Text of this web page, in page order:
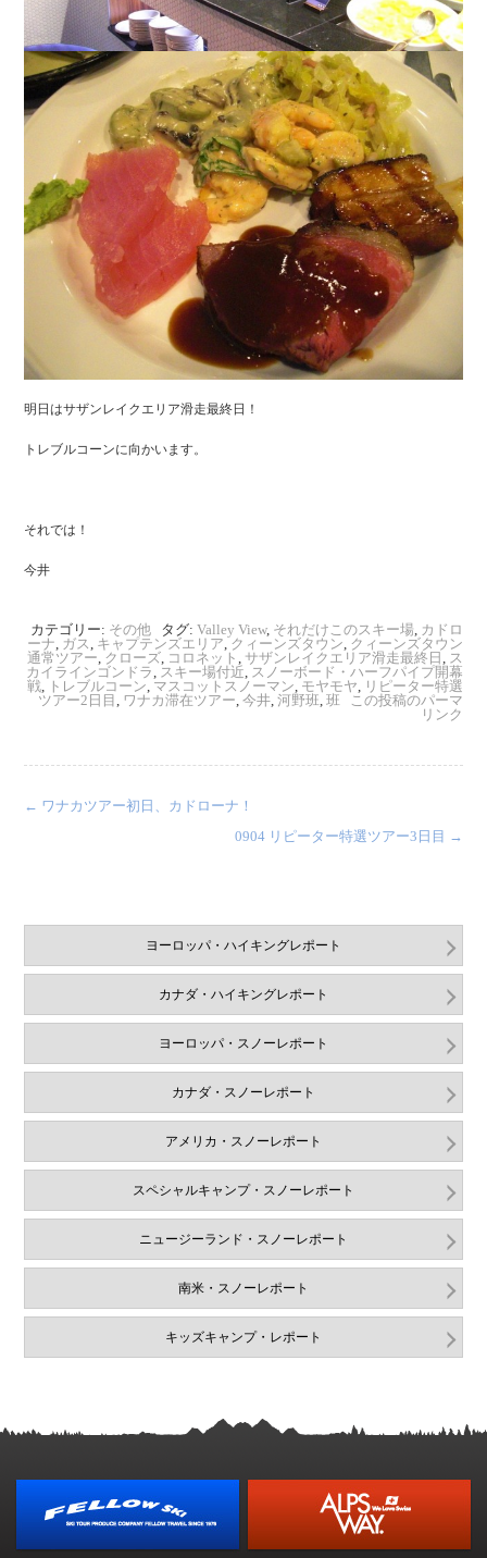
明日はサザンレイクエリア滑走最終日！
トレブルコーンに向かいます。
それでは！
今井
カテゴリー: その他タグ: Valley View, それだけこのスキー場, カドロ
ーナ, ガス, キャプテンズエリア, クィーンズタウン, クィーンズタウン
通常ツアー, クローズ, コロネット , サザンレイクエリア滑走最終日 , ス
カイラインゴンドラ, スキー場付近, スノーボード・ハーフパイプ開幕
戦, トレブルコーン, マスコットスノーマン, モヤモヤ, リピーター特選
ツアー2日目 , ワナカ滞在ツアー, 今井, 河野班, 班
この投稿のパーマ
リンク
← ワナカツアー初日、カドローナ！
0904 リピーター特選ツアー3日目 →
ヨーロッパ・ハイキングレポート
カナダ・ハイキングレポート
ヨーロッパ・スノーレポート
カナダ・スノーレポート
アメリカ・スノーレポート
スペシャルキャンプ・スノーレポート
ニュージーランド・スノーレポート
南米・スノーレポート
キッズキャンプ・レポート